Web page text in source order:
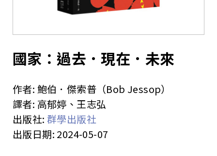
國家：過去．現在．未來
作者: 鮑伯．傑索普（Bob Jessop）
譯者: 高郁婷、王志弘
出版社: 群學出版社
出版日期: 2024-05-07